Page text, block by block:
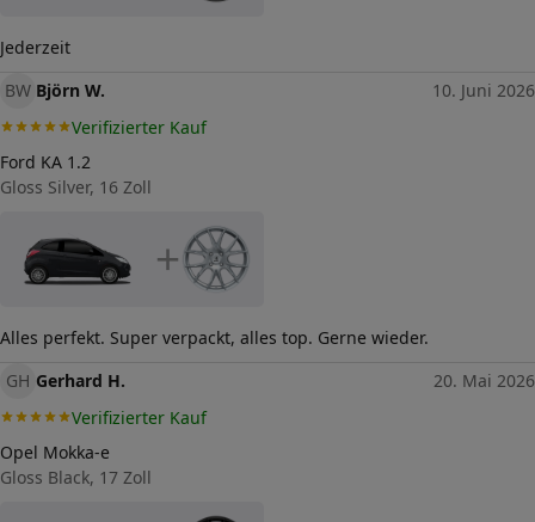
Herstellerkontakt
25 97318 Kitzingen
Jederzeit
BW Björn W.
10. Juni 2026
Verifizierter Kauf
Ford KA 1.2
Gloss Silver, 16 Zoll
+
Alles perfekt. Super verpackt, alles top. Gerne wieder.
GH Gerhard H.
20. Mai 2026
Verifizierter Kauf
Opel Mokka-e
Gloss Black, 17 Zoll